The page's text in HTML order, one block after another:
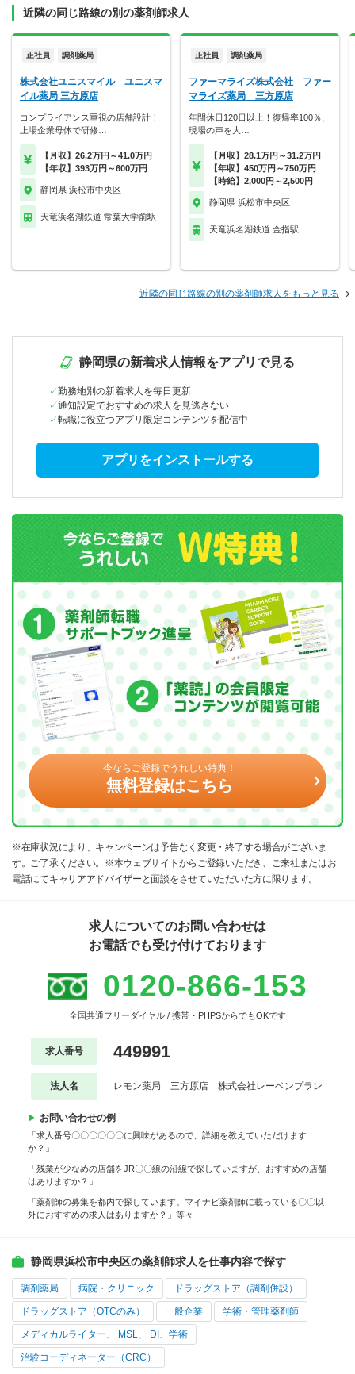
近隣の同じ路線の別の薬剤師求人
正社員 調剤薬局
株式会社ユニスマイル ユニスマ
イル薬局 三方原店
コンプライアンス重視の店舗設計！
上場企業母体で研修…
【月収】26.2万円～41.0万円
【年収】393万円～600万円
静岡県 浜松市中央区
天竜浜名湖鉄道 常葉大学前駅
正社員 調剤薬局
ファーマライズ株式会社 ファー
マライズ薬局 三方原店
年間休日120日以上！復帰率100％、
現場の声を大…
【月収】28.1万円～31.2万円
【年収】450万円～750万円
【時給】2,000円～2,500円
静岡県 浜松市中央区
天竜浜名湖鉄道 金指駅
近隣の同じ路線の別の薬剤師求人をもっと見る
静岡県の新着求人情報をアプリで見る
勤務地別の新着求人を毎日更新
通知設定でおすすめの求人を見逃さない
転職に役立つアプリ限定コンテンツを配信中
アプリをインストールする
今ならご登録でうれしい特典！
無料登録はこちら
※在庫状況により、キャンペーンは予告なく変更・終了する場合がございま
す。ご了承ください。※本ウェブサイトからご登録いただき、ご来社またはお
電話にてキャリアアドバイザーと面談をさせていただいた方に限ります。
求人についてのお問い合わせは
お電話でも受け付けております
0120-866-153
全国共通フリーダイヤル / 携帯・PHPSからでもOKです
求人番号 449991
法人名 レモン薬局 三方原店 株式会社レーベンプラン
お問い合わせの例
「求人番号〇〇〇〇〇〇に興味があるので、詳細を教えていただけます
か？」
「残業が少なめの店舗をJR〇〇線の沿線で探していますが、おすすめの店舗
はありますか？」
「薬剤師の募集を都内で探しています。マイナビ薬剤師に載っている〇〇以
外におすすめの求人はありますか？」等々
静岡県浜松市中央区の薬剤師求人を仕事内容で探す
調剤薬局 病院・クリニック ドラッグストア（調剤併設）
ドラッグストア（OTCのみ） 一般企業 学術・管理薬剤師
メディカルライター、 MSL、 DI、学術
治験コーディネーター（CRC）